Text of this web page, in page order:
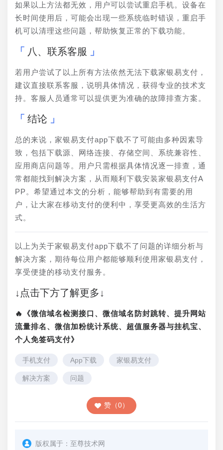
如果以上方法都无效，用户可以尝试重启手机。设备在
长时间使用后，可能会出现一些系统临时错误，重启手
机可以清理这些问题，帮助恢复正常的下载功能。
八、联系客服
若用户尝试了以上所有方法依然无法下载家银易支付，
建议直接联系客服，说明具体情况，获得专业的技术支
持。客服人员通常可以提供更为准确的故障排查方案。
结论
总的来说，家银易支付app下载不了可能由多种因素导
致，包括下载源、网络连接、存储空间、系统兼容性、
应用商店问题等。用户只需根据具体情况逐一排查，通
常都能找到解决方案，从而顺利下载安装家银易支付A
PP。希望通过本文的分析，能够帮助到有需要的用
户，让大家在移动支付的便利中，享受更高效的生活方
式。
以上为关于家银易支付app下载不了问题的详细分析与
解决方案，期待每位用户都能够顺利使用家银易支付，
享受便捷的移动支付服务。
↓点击下方了解更多↓
🔥《微信域名检测接口、微信域名防封跳转、提升网站
流量排名、微信加粉统计系统、超值服务器与挂机宝、
个人免签码支付》
手机支付 App下载 家银易支付
解决方案 问题
赞（0）
版权属于： 至尊技术网